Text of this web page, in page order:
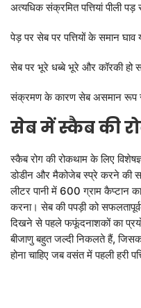
अत्यधिक संक्रमित पत्तियां पीली
पेड़ पर सेब पर पत्तियों के समान
सेब पर भूरे धब्बे भूरे और कॉरकी हो
संक्रमण के कारण सेब असमान
सेब में स्कैब की
स्कैब रोग की रोकथाम के लिए
डोडीन और मैकोजेब स्प्रे करने की
लीटर पानी में 600 ग्राम कैप्टान
करना। सेब की पपड़ी को
दिखने से पहले फफूंदनाशकों का
बीजाणु बहुत जल्दी निकलते हैं,
होना चाहिए जब वसंत में पहली हरी